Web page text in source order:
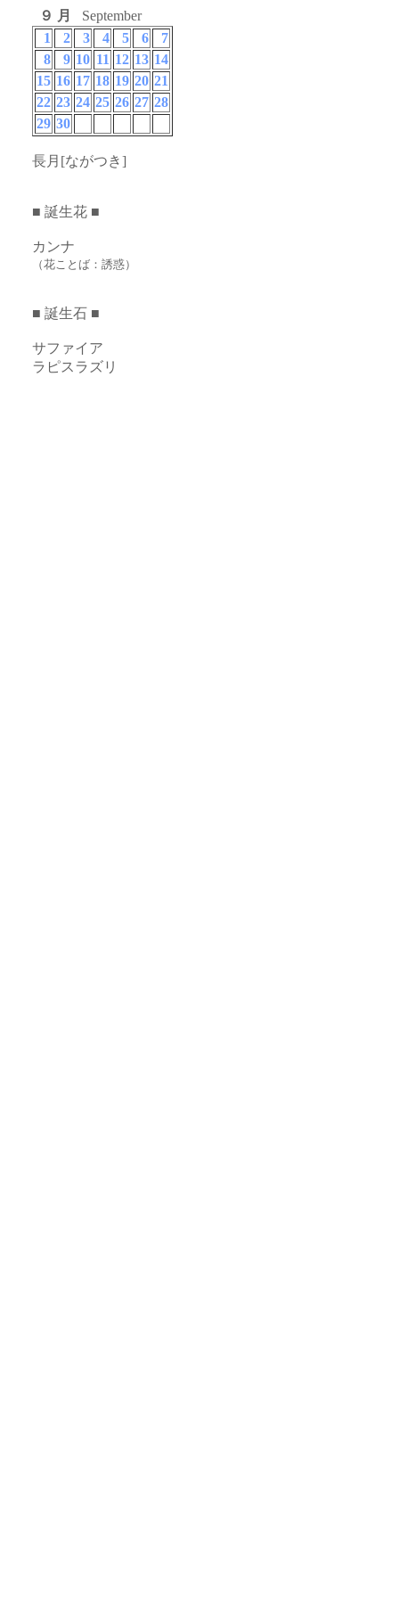
９ 月
September
1
2 3 4 5 6
7
8
9 10 11 12 13 14
15 16 17 18 19 20 21
22 23 24 25 26 27 28
29 30
長月[ながつき]
■ 誕生花 ■
カンナ
（花ことば：誘惑）
■ 誕生石 ■
サファイア
ラピスラズリ